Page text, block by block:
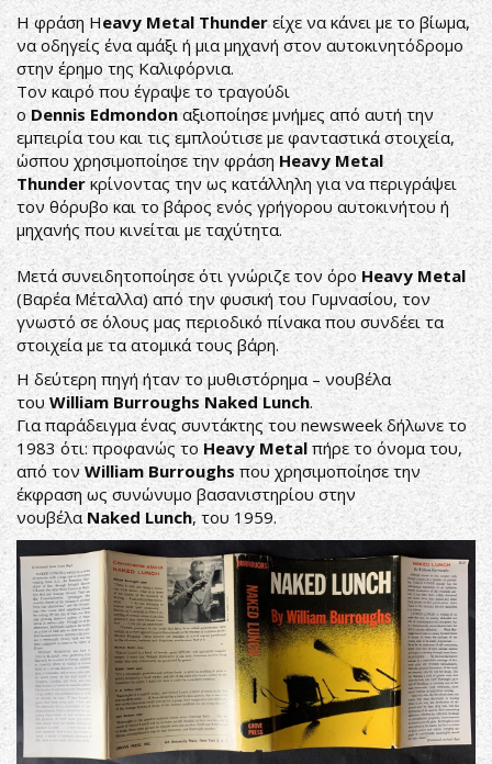
Η φράση Heavy Metal Thunderείχε να κάνει με το βίωμα,
να οδηγείς ένα αμάξι ή μια μηχανή στον αυτοκινητόδρομο
στην έρημο της Καλιφόρνια.
Τον καιρό που έγραψε το τραγούδι
οDennis Edmondonαξιοποίησε μνήμες από αυτή την
εμπειρία του και τις εμπλούτισε με φανταστικά στοιχεία,
ώσπου χρησιμοποίησε την φράση Heavy Metal
Thunderκρίνοντας την ως κατάλληλη για να περιγράψει
τον θόρυβο και το βάρος ενός γρήγορου αυτοκινήτου ή
μηχανής που κινείται με ταχύτητα.
Μετά συνειδητοποίησε ότι γνώριζε τον όροHeavy Metal
(Βαρέα Μέταλλα) από την φυσική του Γυμνασίου, τον
γνωστό σε όλους μας περιοδικό πίνακα που συνδέει τα
στοιχεία με τα ατομικά τους βάρη.
Η δεύτερη πηγή ήταν το μυθιστόρημα – νουβέλα
του William Burroughs Naked Lunch.
Για παράδειγμα ένας συντάκτης του newsweek δήλωνε το
1983 ότι: προφανώς το Heavy Metal πήρε το όνομα του,
από τονWilliam Burroughsπου χρησιμοποίησε την
έκφραση ως συνώνυμο βασανιστηρίου στην
νουβέλα Naked Lunch, του 1959.